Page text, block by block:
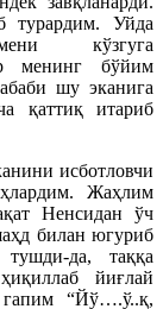
турардим. Уйда
кўзгуга
менинг бўйим
шу эканига
қаттиқ итариб
исботловчи
Жаҳлим
Ненсидан ўч
билан югуриб
да, таққа
йиғлай
“Йў….ў..қ,